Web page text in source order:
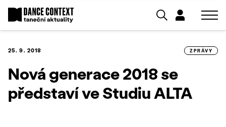
25. 9. 2018 ZPRÁVY
Nová generace 2018 se
představí ve Studiu ALTA